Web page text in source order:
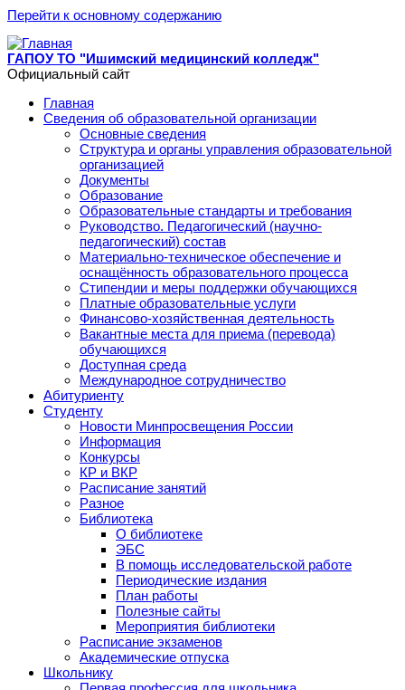
Перейти к основному содержанию
ГАПОУ ТО "Ишимский медицинский колледж"
Официальный сайт
Главная
Сведения об образовательной организации
Основные сведения
Структура и органы управления образовательной
организацией
Документы
Образование
Образовательные стандарты и требования
Руководство. Педагогический (научно-
педагогический) состав
Материально-техническое обеспечение и
оснащённость образовательного процесса
Стипендии и меры поддержки обучающихся
Платные образовательные услуги
Финансово-хозяйственная деятельность
Вакантные места для приема (перевода)
обучающихся
Доступная среда
Международное сотрудничество
Абитуриенту
Студенту
Новости Минпросвещения России
Информация
Конкурсы
КР и ВКР
Расписание занятий
Разное
Библиотека
О библиотеке
ЭБС
В помощь исследовательской работе
Периодические издания
План работы
Полезные сайты
Мероприятия библиотеки
Расписание экзаменов
Академические отпуска
Школьнику